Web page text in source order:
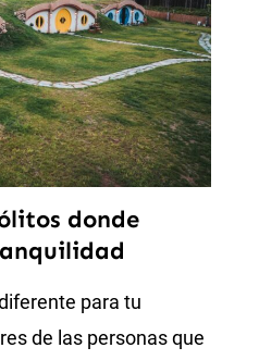
donde
para tu
de las personas que